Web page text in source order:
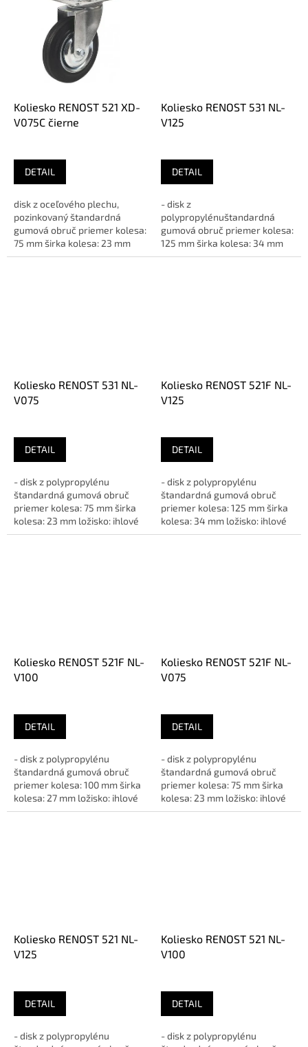
Koliesko RENOST 521 XD-
V075C čierne
DETAIL
disk z oceľového plechu,
pozinkovaný štandardná
gumová obruč priemer kolesa:
75 mm širka kolesa: 23 mm
ložisko: ihlové vyloženie:...
Koliesko RENOST 531 NL-
V125
DETAIL
- disk z
polypropylénuštandardná
gumová obruč priemer kolesa:
125 mm širka kolesa: 34 mm
ložisko: ihlové rozteč
Koliesko RENOST 531 NL-
V075
DETAIL
- disk z polypropylénu
štandardná gumová obruč
priemer kolesa: 75 mm širka
kolesa: 23 mm ložisko: ihlové
rozteč upinacích otvorov:...
Koliesko RENOST 521F NL-
V125
DETAIL
- disk z polypropylénu
štandardná gumová obruč
priemer kolesa: 125 mm širka
kolesa: 34 mm ložisko: ihlové
vyloženie: 35 mm rozteč...
Koliesko RENOST 521F NL-
V100
DETAIL
- disk z polypropylénu
štandardná gumová obruč
priemer kolesa: 100 mm širka
kolesa: 27 mm ložisko: ihlové
vyloženie: 37 mm rozteč...
Koliesko RENOST 521F NL-
V075
DETAIL
- disk z polypropylénu
štandardná gumová obruč
priemer kolesa: 75 mm širka
kolesa: 23 mm ložisko: ihlové
vyloženie: 32 mm rozteč...
Koliesko RENOST 521 NL-
V125
DETAIL
- disk z polypropylénu
Koliesko RENOST 521 NL-
V100
DETAIL
- disk z polypropylénu